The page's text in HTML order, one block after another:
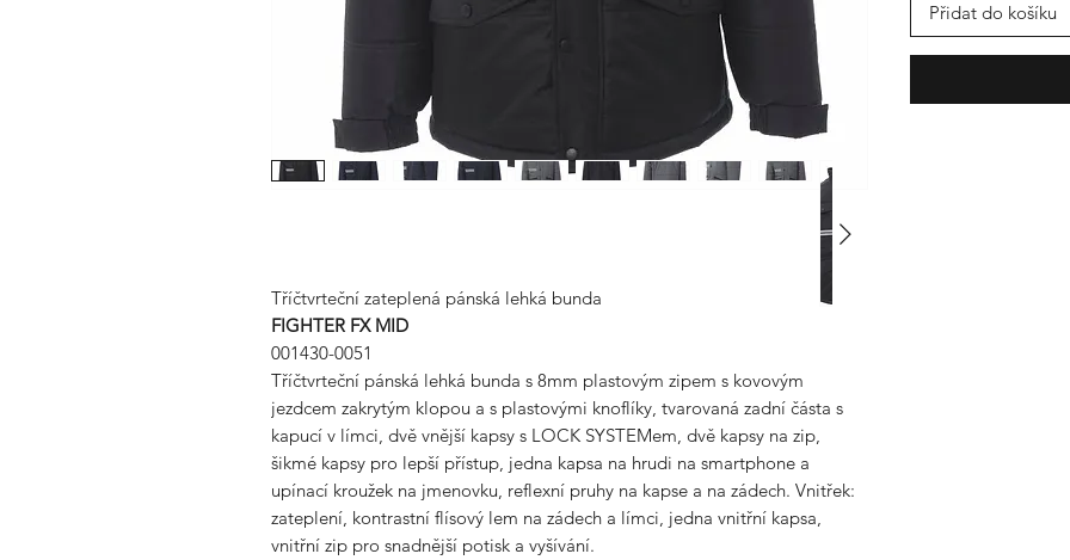
Tříčtvrteční zateplená pánská lehká bunda
FIGHTER FX MID
001430-0051
Tříčtvrteční pánská lehká bunda s 8mm plastovým zipem s kovovým
jezdcem zakrytým klopou a s plastovými knoflíky, tvarovaná zadní částa s
kapucí v límci, dvě vnější kapsy s LOCK SYSTEMem, dvě kapsy na zip,
šikmé kapsy pro lepší přístup, jedna kapsa na hrudi na smartphone a
upínací kroužek na jmenovku, reflexní pruhy na kapse a na zádech. Vnitřek:
zateplení, kontrastní flísový lem na zádech a límci, jedna vnitřní kapsa,
vnitřní zip pro snadnější potisk a vyšívání.
Přidat do košíku